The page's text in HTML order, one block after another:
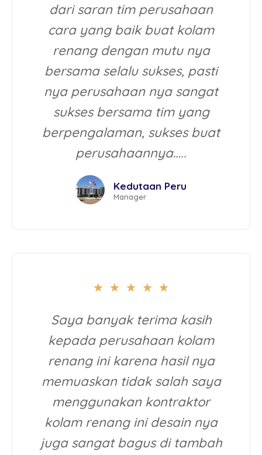
dari saran tim perusahaan
cara yang baik buat kolam
renang dengan mutu nya
bersama selalu sukses, pasti
nya perusahaan nya sangat
sukses bersama tim yang
berpengalaman, sukses buat
perusahaannya…..
Kedutaan Peru
Manager
★ ★ ★ ★ ★
Saya banyak terima kasih
kepada perusahaan kolam
renang ini karena hasil nya
memuaskan tidak salah saya
menggunakan kontraktor
kolam renang ini desain nya
juga sangat bagus di tambah